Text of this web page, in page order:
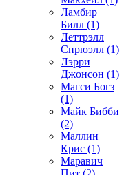
Ламбир
Билл (1)
Леттрэлл
Спрюэлл (1)
Лэрри
Джонсон (1)
Магси Богз
(1)
Майк Бибби
(2)
Маллин
Крис (1)
Маравич